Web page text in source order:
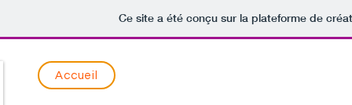
Ce site a été conçu sur la plateforme de
Accueil